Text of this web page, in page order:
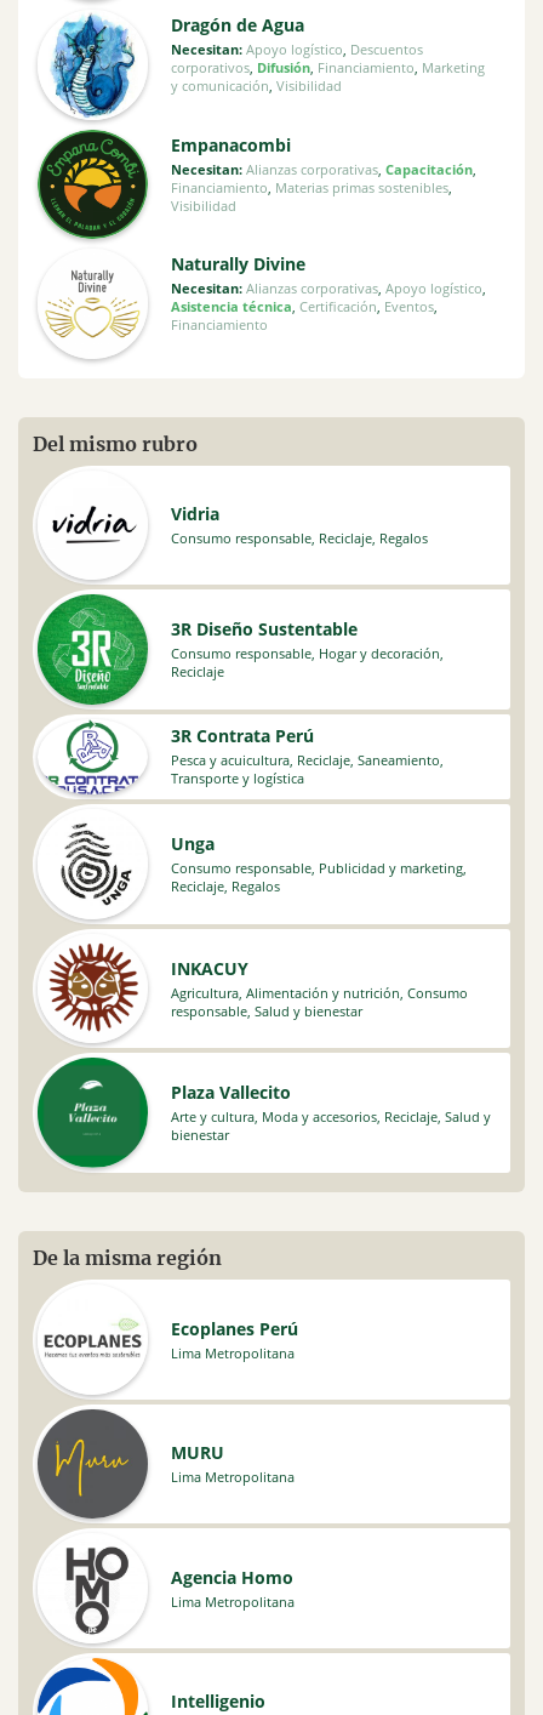
Dragón de Agua
Necesitan: Apoyo logístico, Descuentos
corporativos, Difusión, Financiamiento, Marketing
y comunicación, Visibilidad
Empanacombi
Necesitan: Alianzas corporativas, Capacitación,
Financiamiento Materias primas sostenibles,
Visibilidad
Naturally Divine
Necesitan: Alianzas corporativas, Apoyo logístico,
Asistencia técnica, Certificación, Eventos,
Financiamiento
Del mismo rubro
Vidria
Consumo responsable, Reciclaje, Regalos
3R Diseño Sustentable
Consumo responsable, Hogar y decoración
Reciclaje
3R Contrata Perú
Pesca y acuicultura, Reciclaje, Saneamiento,
Transporte y logística
Unga
Consumo responsable, Publicidad y marketing,
Reciclaje, Regalos
INKACUY
Agricultura, Alimentación y nutrición Consumo
responsable, Salud y bienestar
Plaza Vallecito
Arte y cultura, Moda y accesorios, Reciclaje, Salud y
bienestar
De la misma región
Ecoplanes Perú
Lima Metropolitana
MURU
Lima Metropolitana
Agencia Homo
Lima Metropolitana
Intelligenio